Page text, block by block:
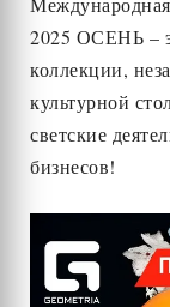
2025 ОСЕНЬ –
коллекции,
культурной
светские
бизнесов!